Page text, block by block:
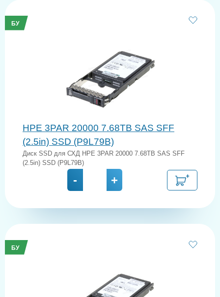
БУ
HPE 3PAR 20000 7.68TB SAS SFF
(2.5in) SSD (P9L79B)
Диск SSD для СХД HPE 3PAR 20000 7.68TB SAS SFF
(2.5in) SSD (P9L79B)
- +
БУ